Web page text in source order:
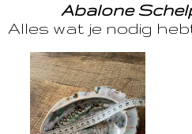
Abalone
Alles wat je nodig